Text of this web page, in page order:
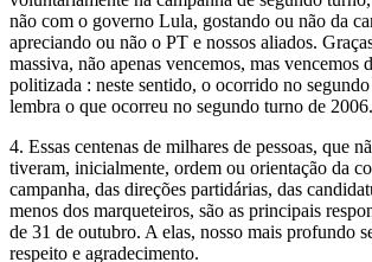
não com o governo Lula, gostando ou não da
apreciando ou não o PT e nossos aliados.
massiva, não apenas vencemos, mas vencemos
politizada : neste sentido, o ocorrido no
lembra o que ocorreu no segundo turno de 2006.
4. Essas centenas de milhares de pessoas, que
tiveram, inicialmente, ordem ou orientação da
campanha, das direções partidárias, das
menos dos marqueteiros, são as principais
de 31 de outubro. A elas, nosso mais profundo
respeito e agradecimento.